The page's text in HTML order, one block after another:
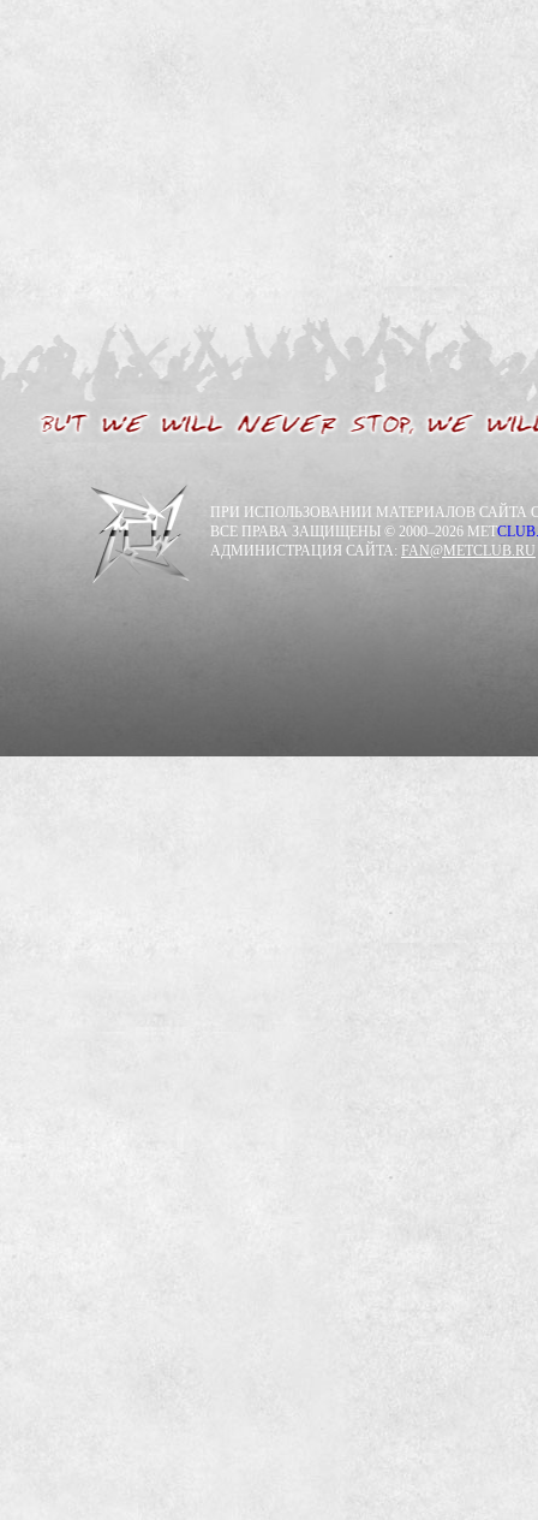
ПРИ ИСПОЛЬЗОВАНИИ МАТЕРИАЛОВ САЙТА
ВСЕ ПРАВА ЗАЩИЩЕНЫ © 2000–2026 METCLUB.
АДМИНИСТРАЦИЯ САЙТА: FAN@METCLUB.RU